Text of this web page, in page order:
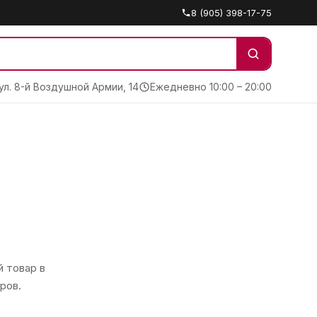
8 (905) 398-17-75
8-й Воздушной Армии, 14 Ежедневно 10:00 – 20:00
товар в